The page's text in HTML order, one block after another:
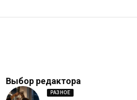
Выбор редактора
РАЗНОЕ